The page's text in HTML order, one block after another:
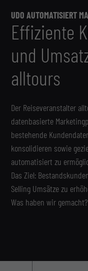
UDO AUTOMATISIERT
Effiziente
und
alltours
Der Reiseveranstalter
datenbasierte
bestehende
konsolidieren sowie
automatisiert zu
Das Ziel:
Selling Umsätze zu
Was haben wir